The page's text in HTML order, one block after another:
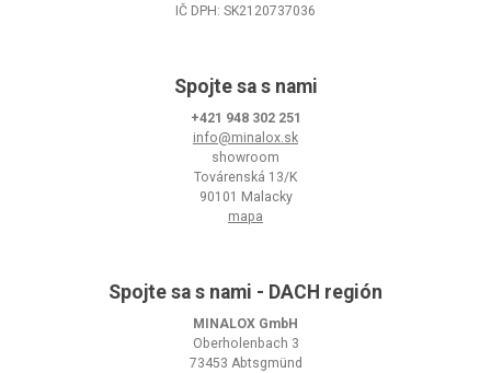
IČ DPH: SK2120737036
Spojte sa s nami
+421 948 302 251
info@minalox.sk
showroom
Továrenská 13/K
90101 Malacky
mapa
Spojte sa s nami - DACH región
MINALOX GmbH
Oberholenbach 3
73453 Abtsgmünd